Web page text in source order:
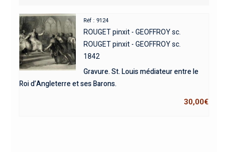
Réf : 9124
ROUGET pinxit - GEOFFROY sc.
ROUGET pinxit - GEOFFROY sc.
1842
Gravure. St. Louis médiateur entre le
Roi d’Angleterre et ses Barons.
30,00€